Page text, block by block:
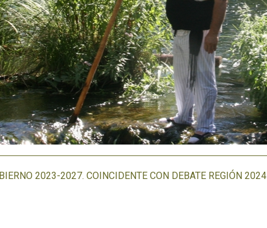
2023-2027. COINCIDENTE CON DEBATE REGIÓN 2024